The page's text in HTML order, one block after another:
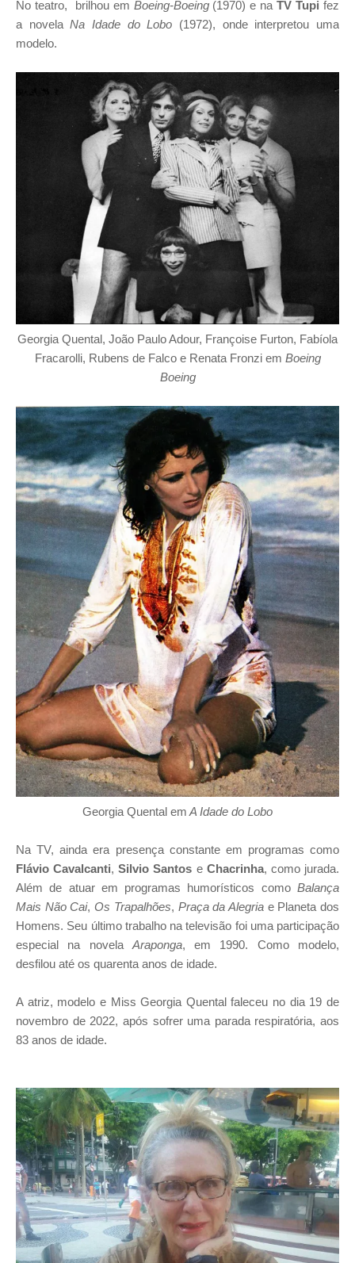
No teatro, brilhou em Boeing-Boeing(1970) e naTV Tupifez
a novelaNa Idade do Lobo (1972), onde interpretou uma
modelo.
Georgia Quental, João Paulo Adour, Françoise Furton, Fabíola
Fracarolli, Rubens de Falco e Renata Fronzi em Boeing
Boeing
Georgia Quental em A Idade do Lobo
Na TV, ainda era presença constante em programas como
Flávio Cavalcanti,Silvio Santos e Chacrinha, como jurada.
Além de atuar em programas humorísticos como Balança
Mais Não Cai,Os Trapalhões, Praça da Alegriae Planeta dos
Homens. Seu último trabalho na televisão foi uma participação
especial na novela Araponga, em 1990. Como modelo,
desfilou até os quarenta anos de idade.
A atriz, modelo e Miss Georgia Quental faleceu no dia 19 de
novembro de 2022, após sofrer uma parada respiratória, aos
83 anos de idade.